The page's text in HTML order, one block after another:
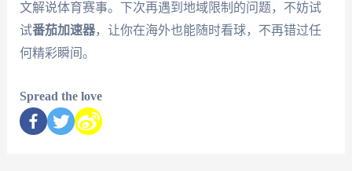
文解说体育赛事。下次再遇到地域限制的问题，不妨试
试番茄加速器，让你在海外也能随时看球，不再错过任
何精彩瞬间。
Spread the love